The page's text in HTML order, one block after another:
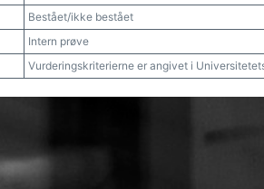
Bestået/ikke bestået
Intern prøve
Vurderingskriterierne er angivet i